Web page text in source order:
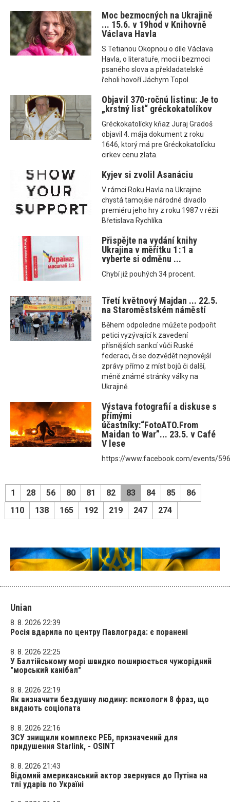
Moc bezmocných na Ukrajině
... 15.6. v 19hod v Knihovně
Václava Havla
S Tetianou Okopnou o díle Václava
Havla, o literatuře, moci i bezmoci
psaného slova a překladatelské
řeholi hovoří Jáchym Topol.
Objavil 370-ročnú listinu: Je to
„krstný list“ gréckokatolíkov
Gréckokatolícky kňaz Juraj Gradoš
objavil 4. mája dokument z roku
1646, ktorý má pre Gréckokatolícku
cirkev cenu zlata.
Kyjev si zvolil Asanáciu
V rámci Roku Havla na Ukrajine
chystá tamojšie národné divadlo
premiéru jeho hry z roku 1987 v réžii
Břetislava Rychlíka.
Přispějte na vydání knihy
Ukrajina v měřítku 1 : 1 a
vyberte si odměnu ...
Chybí již pouhých 34 procent.
Třetí květnový Majdan ... 22.5.
na Staroměstském náměstí
Během odpoledne můžete podpořit
petici vyzývající k zavedení
přísnějších sankcí vůči Ruské
federaci, či se dozvědět nejnovější
zprávy přímo z míst bojů či další,
méně známé stránky války na
Ukrajině.
Výstava fotografií a diskuse s
přímými
účastníky:“FotoATO.From
Maidan to War”... 23.5. v Café
V lese
https://www.facebook.com/events/
1 28 56 80 81 82 83 84 85
86
110
138 165 192 219 247 274
Unian
8. 8. 2026 22:39
Росія вдарила по центру Павлограда: є поранені
8. 8. 2026 22:25
У Балтійському морі швидко поширюється чужорідний
"морський канібал"
8. 8. 2026 22:19
Як визначити бездушну людину: психологи 8 фраз, що
видають соціопата
8. 8. 2026 22:16
ЗСУ знищили комплекс РЕБ, призначений для
придушення Starlink, - OSINT
8. 8. 2026 21:43
Відомий американський актор звернувся до Путіна на
тлі ударів по Україні